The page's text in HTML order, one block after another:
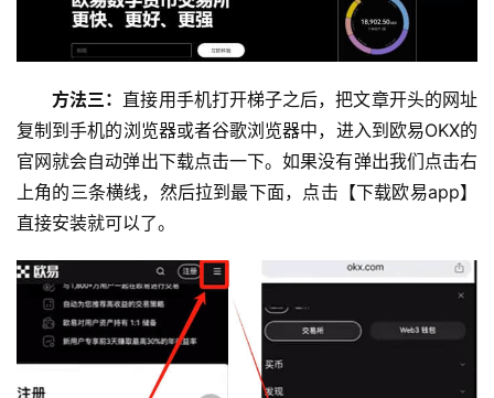
币
圈
闻
情
分
方法三： 直接用手机打开梯子之后，把文章开头的网址
复制到手机的浏览器或者谷歌浏览器中，进入到欧易OKX的
官网就会自动弹出下载点击一下。如果没有弹出我们点击右
上角的三条横线，然后拉到最下面，点击【下载欧易app】
直接安装就可以了。